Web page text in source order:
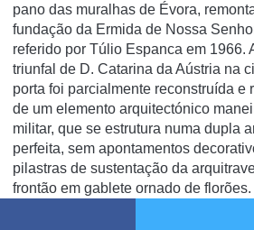
pano das muralhas de Évora,
fundação da Ermida de Nossa
referido por Túlio Espanca em 1966.
triunfal de D. Catarina da Aústria na
porta foi parcialmente reconstruída e
de um elemento arquitectónico
militar, que se estrutura numa dupla
perfeita, sem apontamentos
pilastras de sustentação da
frontão em gablete ornado de